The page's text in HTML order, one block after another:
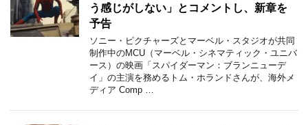
う感じがしない」とコメントし、新章を
予告
ソニー・ピクチャーズとマーベル・スタジオが共同
制作中のMCU（マーベル・シネマティック・ユニバ
ース）の映画「スパイダーマン：ブランニューデ
イ」の主演を務めるトム・ホランドさんが、海外メ
ディア Comp …